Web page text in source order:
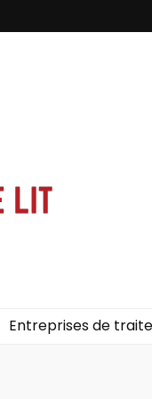
Entreprises de